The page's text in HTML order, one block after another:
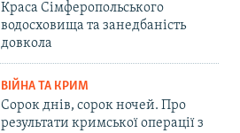
Краса Сімферопольського
водосховища та занедбаність
довкола
ВІЙНА ТА КРИМ
Сорок днів, сорок ночей. Про
результати кримської операції з